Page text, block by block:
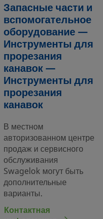
Запасные части и
вспомогательное
оборудование —
Инструменты для
прорезания
канавок —
Инструменты для
прорезания
канавок
В местном
авторизованном центре
продаж и сервисного
обслуживания
Swagelok могут быть
дополнительные
варианты.
Контактная